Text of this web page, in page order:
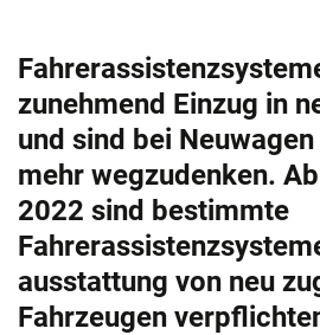
zunehmend Einzug in
und sind bei
mehr wegzudenken.
2022 sind bestimmte
ausstattung von neu
Fahrzeugen